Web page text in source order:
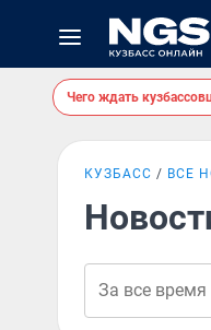
Чего ждать
КУЗБАСС ВСЕ